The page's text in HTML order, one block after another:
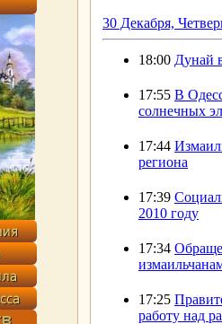
30 Декабря,
18:00 Дунай
17:55 В
солнечных
17:44
региона
17:39
2010 году
17:34
17:25
работу над